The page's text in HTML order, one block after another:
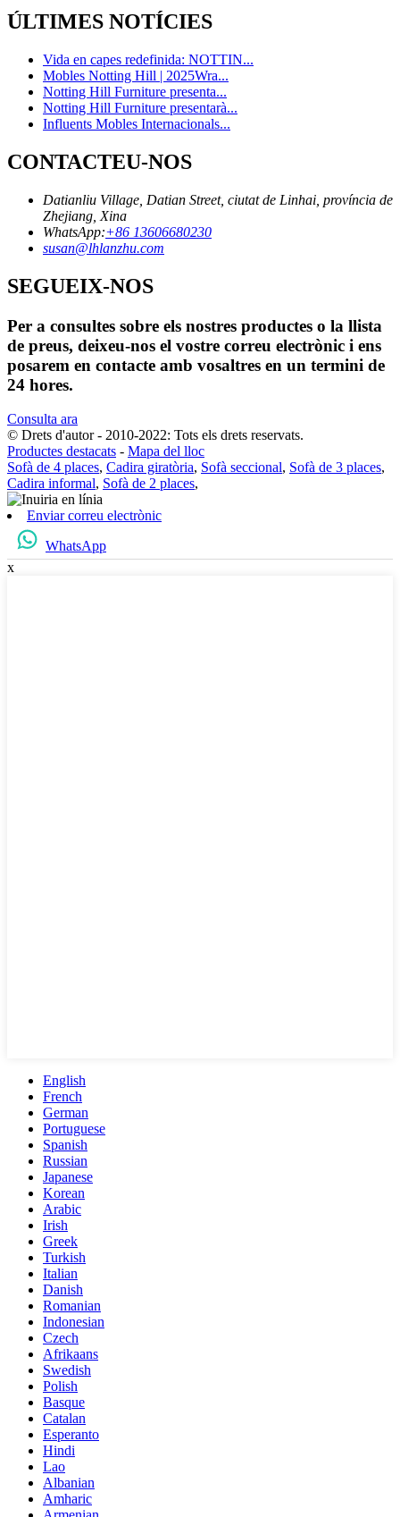
ÚLTIMES NOTÍCIES
Vida en capes redefinida: NOTTIN...
Mobles Notting Hill | 2025Wra...
Notting Hill Furniture presenta...
Notting Hill Furniture presentarà...
Influents Mobles Internacionals...
CONTACTEU-NOS
Datianliu Village, Datian Street, ciutat de Linhai, província de
Zhejiang, Xina
WhatsApp:+86 13606680230
susan@lhlanzhu.com
SEGUEIX-NOS
Per a consultes sobre els nostres productes o la llista
de preus, deixeu-nos el vostre correu electrònic i ens
posarem en contacte amb vosaltres en un termini de
24 hores.
Consulta ara
© Drets d'autor - 2010-2022: Tots els drets reservats.
Productes destacats - Mapa del lloc
Sofà de 4 places, Cadira giratòria, Sofà seccional, Sofà de 3 places,
Cadira informal, Sofà de 2 places,
Enviar correu electrònic
WhatsApp
x
English
French
German
Portuguese
Spanish
Russian
Japanese
Korean
Arabic
Irish
Greek
Turkish
Italian
Danish
Romanian
Indonesian
Czech
Afrikaans
Swedish
Polish
Basque
Catalan
Esperanto
Hindi
Lao
Albanian
Amharic